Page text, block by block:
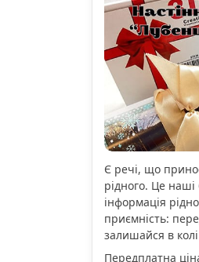
Є речі, що
рідного. Це
інформація
приємність:
залишайся в
Передплатна